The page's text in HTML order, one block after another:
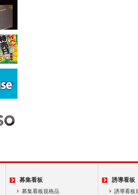
募集看板
募集看板規格品
誘導看板
誘導看板